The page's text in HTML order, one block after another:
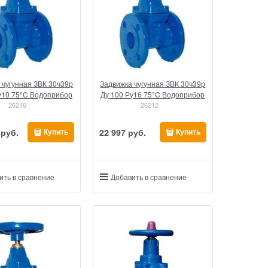
ЗВК 30ч39р
75°C Водоприбор
26216
Купить
в сравнение
Задвижка чугунная ЗВК 30ч39р
Ду 100 Ру16 75°C Водоприбор
26212
22 997 руб. Купить
Добавить в сравнение